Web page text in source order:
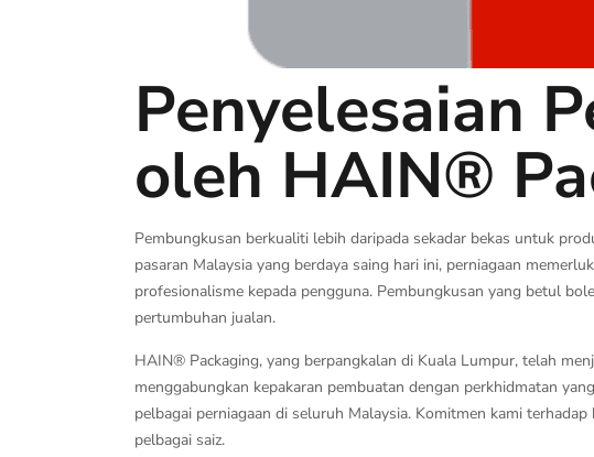
Penyelesaian
oleh HAIN®
Pembungkusan berkualiti lebih daripada sekadar bekas untuk
pasaran Malaysia yang berdaya saing hari ini, perniagaan
profesionalisme kepada pengguna. Pembungkusan yang betul
pertumbuhan jualan.
HAIN® Packaging, yang berpangkalan di Kuala Lumpur, telah
menggabungkan kepakaran pembuatan dengan perkhidmatan
pelbagai perniagaan di seluruh Malaysia. Komitmen kami
pelbagai saiz.